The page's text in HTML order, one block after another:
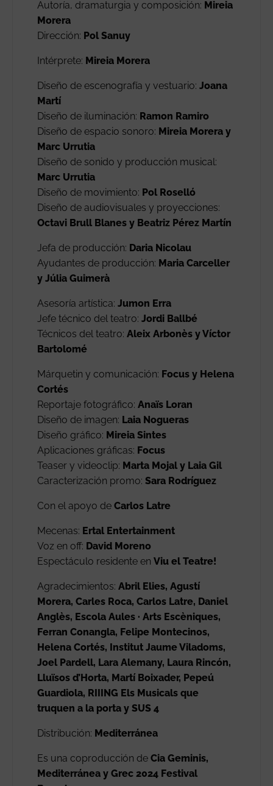
Autoría, dramaturgia y composición: Mireia
Morera
Dirección: Pol Sanuy
Intérprete: Mireia Morera
Diseño de escenografía y vestuario: Joana
Martí
Diseño de iluminación: Ramon Ramiro
Diseño de espacio sonoro: Mireia Morera y
Marc Urrutia
Diseño de sonido y producción musical:
Marc Urrutia
Diseño de movimiento: Pol Roselló
Diseño de audiovisuales y proyecciones:
Octavi Brull Blanes y Beatriz Pérez Martín
Jefa de producción: Daria Nicolau
Ayudantes de producción: Maria Carceller
y Júlia Guimerà
Asesoría artística: Jumon Erra
Jefe técnico del teatro: Jordi Ballbé
Técnicos del teatro: Aleix Arbonès y Víctor
Bartolomé
Márquetin y comunicación: Focus y Helena
Cortés
Reportaje fotográfico: Anaïs Loran
Diseño de imagen: Laia Nogueras
Diseño gráfico: Mireia Sintes
Aplicaciones gráficas: Focus
Teaser y videoclip: Marta Mojal y Laia Gil
Caracterización promo: Sara Rodríguez
Con el apoyo de Carlos Latre
Mecenas: Ertal Entertainment
Voz en off: David Moreno
Espectáculo residente en Viu el Teatre!
Agradecimientos: Abril Elies, Agustí
Morera, Carles Roca, Carlos Latre, Daniel
Anglès, Escola Aules · Arts Escèniques,
Ferran Conangla, Felipe Montecinos,
Helena Cortés, Institut Jaume Viladoms,
Joel Pardell, Lara Alemany, Laura Rincón,
Lluïsos d’Horta, Martí Boixader, Pepeú
Guardiola, RIIING Els Musicals que
truquen a la porta y SUS 4
Distribución: Mediterránea
Es una coproducción de Cia Geminis,
Mediterránea y Grec 2024 Festival